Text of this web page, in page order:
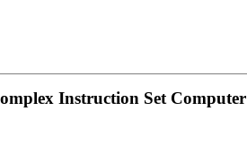
Instruction Set Computer